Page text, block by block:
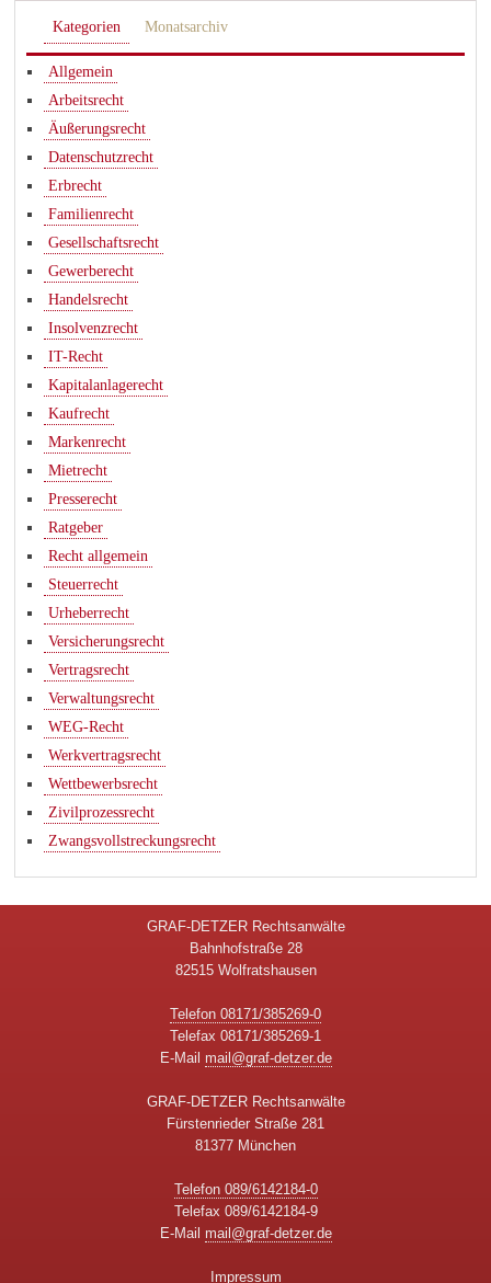
Kategorien Monatsarchiv
Allgemein
Arbeitsrecht
Äußerungsrecht
Datenschutzrecht
Erbrecht
Familienrecht
Gesellschaftsrecht
Gewerberecht
Handelsrecht
Insolvenzrecht
IT-Recht
Kapitalanlagerecht
Kaufrecht
Markenrecht
Mietrecht
Presserecht
Ratgeber
Recht allgemein
Steuerrecht
Urheberrecht
Versicherungsrecht
Vertragsrecht
Verwaltungsrecht
WEG-Recht
Werkvertragsrecht
Wettbewerbsrecht
Zivilprozessrecht
Zwangsvollstreckungsrecht
GRAF-DETZER Rechtsanwälte
Bahnhofstraße 28
82515 Wolfratshausen
Telefon 08171/385269-0
Telefax 08171/385269-1
E-Mail mail@graf-detzer.de
GRAF-DETZER Rechtsanwälte
Fürstenrieder Straße 281
81377 München
Telefon 089/6142184-0
Telefax 089/6142184-9
E-Mail mail@graf-detzer.de
Impressum